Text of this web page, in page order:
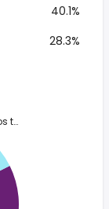
40.1%
28.3%
Impuestos totales